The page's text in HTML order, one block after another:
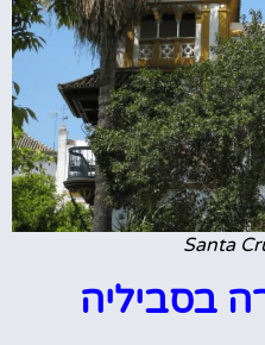
Santa
בסביליה